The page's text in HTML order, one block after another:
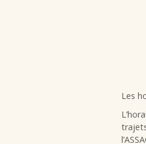
Les